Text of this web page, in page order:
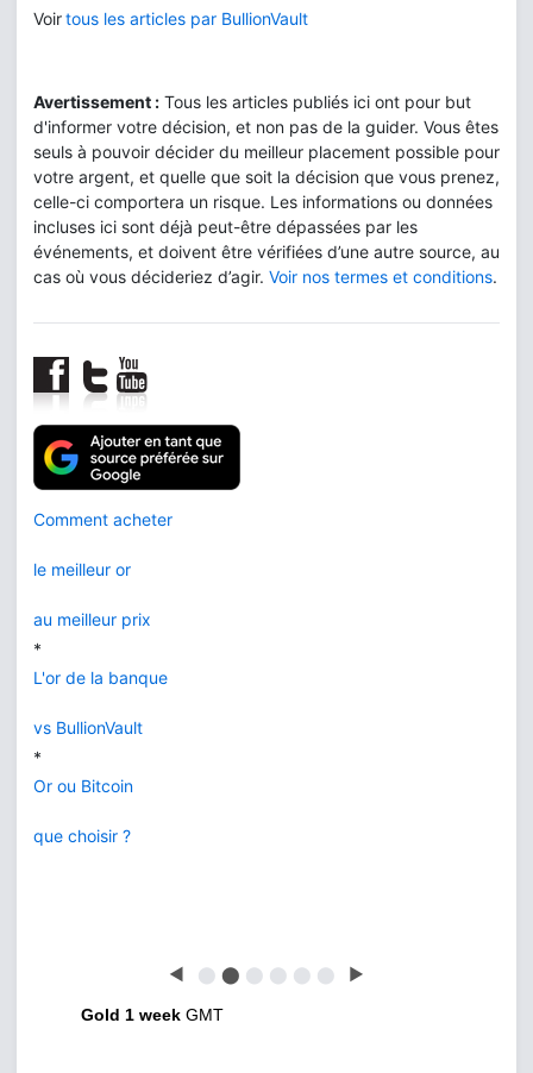
Voirtous les articles par BullionVault
Avertissement : Tous les articles publiés ici ont pour but
d'informer votre décision, et non pas de la guider. Vous êtes
seuls à pouvoir décider du meilleur placement possible pour
votre argent, et quelle que soit la décision que vous prenez,
celle-ci comportera un risque. Les informations ou données
incluses ici sont déjà peut-être dépassées par les
événements, et doivent être vérifiées d’une autre source, au
cas où vous décideriez d’agir. Voir nos termes et conditions.
Comment acheter
le meilleur or
au meilleur prix
*
L'or de la banque
vs BullionVault
*
Or ou Bitcoin
que choisir ?
◀ ⬤ ⬤ ⬤ ⬤ ⬤ ⬤ ▶
Gold 1 week GMT